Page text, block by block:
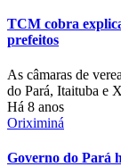
TCM cobra
prefeitos
As câmaras de
do Pará, Itaituba e
Há 8 anos
Oriximiná
Governo do Pará